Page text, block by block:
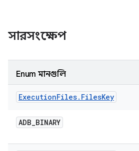
সারসংক্ষেপ
Enum মানগুলি
ExecutionFiles. FilesKey
ADB_BINARY